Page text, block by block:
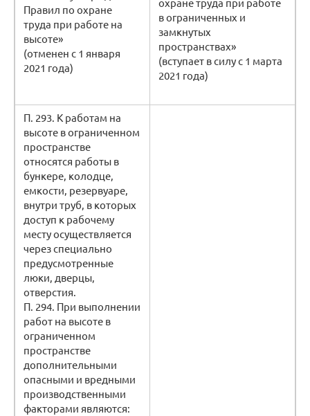
Правил по охране
труда при работе на
высоте»
(отменен с 1 января
2021 года)
в ограниченных и
замкнутых
пространствах»
(вступает в силу с 1 марта
2021 года)
П. 293. К работам на
высоте в ограниченном
пространстве
относятся работы в
бункере, колодце,
емкости, резервуаре,
внутри труб, в которых
доступ к рабочему
месту осуществляется
через специально
предусмотренные
люки, дверцы,
отверстия.
П. 294. При выполнении
работ на высоте в
ограниченном
пространстве
дополнительными
опасными и вредными
производственными
факторами являются: